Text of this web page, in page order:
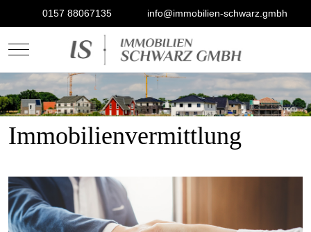
0157 88067135 info@immobilien-schwarz.gmbh
Mobile Menu Toggle
Immobilienvermittlung